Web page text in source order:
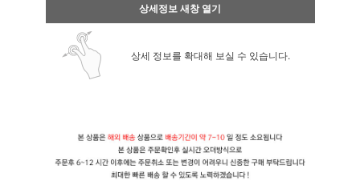
상세정보 새창 열기
상세 정보를 확대해 보실 수 있습니다.